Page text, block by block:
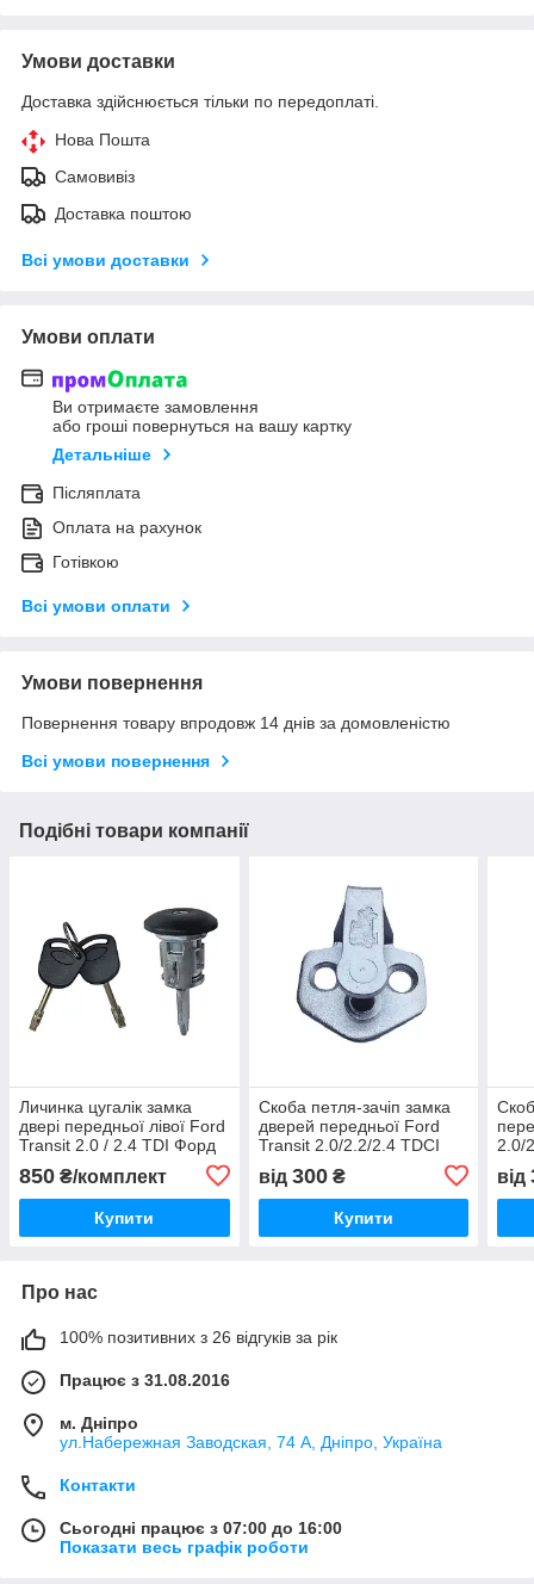
Умови доставки
Доставка здійснюється тільки по передоплаті.
Нова Пошта
Самовивіз
Доставка поштою
Всі умови доставки
Умови оплати
Ви отримаєте замовлення
або гроші повернуться на вашу картку
Детальніше
Післяплата
Оплата на рахунок
Готівкою
Всі умови оплати
Умови повернення
Повернення товару впродовж 14 днів за домовленістю
Всі умови повернення
Подібні товари компанії
Личинка цугалік замка
двері передньої лівої Ford
Transit 2.0 / 2.4 TDI Форд
YC15V220K51BA
850 ₴/комплект
Купити
Скоба петля-зачіп замка
дверей передньої Ford
Transit 2.0/2.2/2.4 TDCI
2000-2013,
YC15V21982AD
від 300₴
Купити
2.0/
від
Про нас
100% позитивних з 26 відгуків за рік
Працює з 31.08.2016
м. Дніпро
ул.Набережная Заводская, 74 А, Дніпро, Україна
Контакти
Сьогодні працює з 07:00 до 16:00
Показати весь графік роботи